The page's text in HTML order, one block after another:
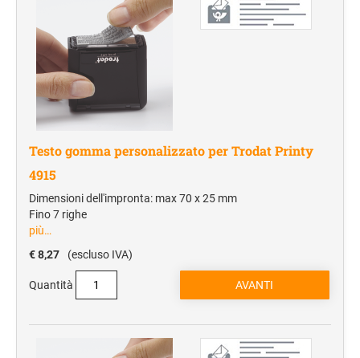
Testo gomma personalizzato per Trodat Printy
4915
Dimensioni dell'impronta: max 70 x 25 mm
Fino 7 righe
più…
€ 8,27
(escluso IVA)
Quantità